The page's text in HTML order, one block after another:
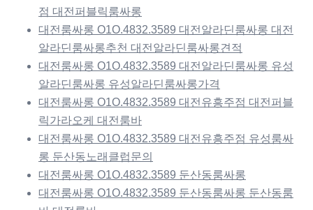
점 대전퍼블릭룸싸롱
대전룸싸롱 O1O.4832.3589 대전알라딘룸싸롱 대전
알라딘룸싸롱추천 대전알라딘룸싸롱견적
대전룸싸롱 O1O.4832.3589 대전알라딘룸싸롱 유성
알라딘룸싸롱 유성알라딘룸싸롱가격
대전룸싸롱 O1O.4832.3589 대전유흥주점 대전퍼블
릭가라오케 대전룸바
대전룸싸롱 O1O.4832.3589 대전유흥주점 유성룸싸
롱 둔산동노래클럽문의
대전룸싸롱 O1O.4832.3589 둔산동룸싸롱
대전룸싸롱 O1O.4832.3589 둔산동룸싸롱 둔산동룸